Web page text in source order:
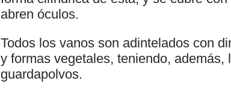
abren óculos.
Todos los vanos son adintelados con
y formas vegetales, teniendo,
guardapolvos.